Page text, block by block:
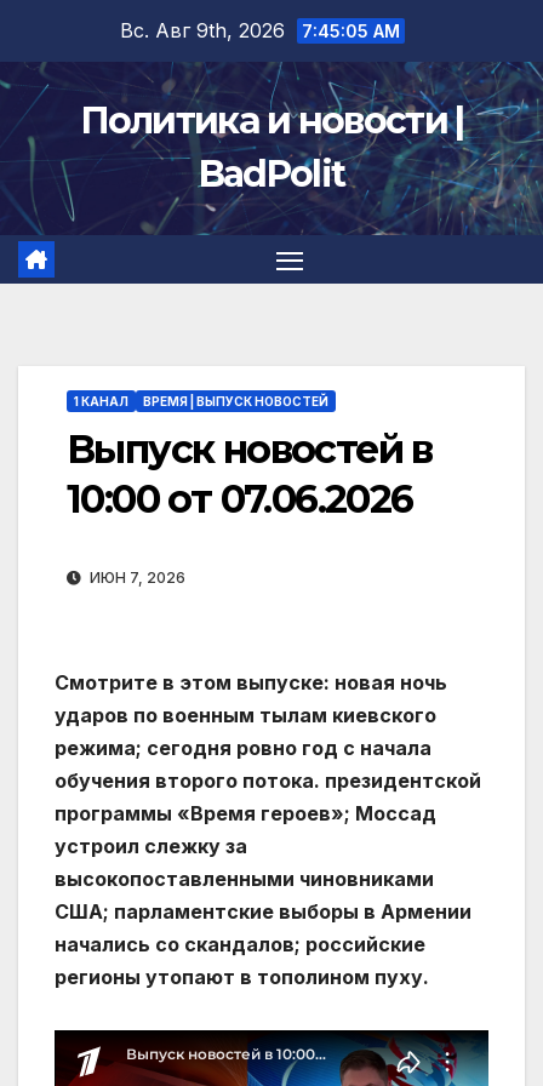
содержимому
Вс. Авг 9th, 2026 7:45:06 AM
Политика и новости |
BadPolit
1 КАНАЛ ВРЕМЯ | ВЫПУСК НОВОСТЕЙ
Выпуск новостей в
10:00 от 07.06.2026
ИЮН 7, 2026
Смотрите в этом выпуске: новая ночь
ударов по военным тылам киевского
режима; сегодня ровно год с начала
обучения второго потока. президентской
программы «Время героев»; Моссад
устроил слежку за
высокопоставленными чиновниками
США; парламентские выборы в Армении
начались со скандалов; российские
регионы утопают в тополином пуху.